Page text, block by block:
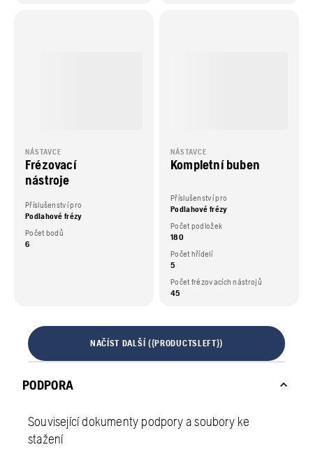
NÁSTAVCE
Frézovací
nástroje
Příslušenství pro
Podlahové frézy
Počet bodů
6
NÁSTAVCE
Kompletní buben
Příslušenství pro
Podlahové frézy
Počet podložek
180
Počet hřídelí
5
Počet frézovacích nástrojů
45
NAČÍST DALŠÍ ({PRODUCTSLEFT})
PODPORA
Související dokumenty podpory a soubory ke
stažení